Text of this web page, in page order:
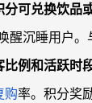
分可兑换饮品
醒沉睡用户
比例和活跃时
购率。积分奖